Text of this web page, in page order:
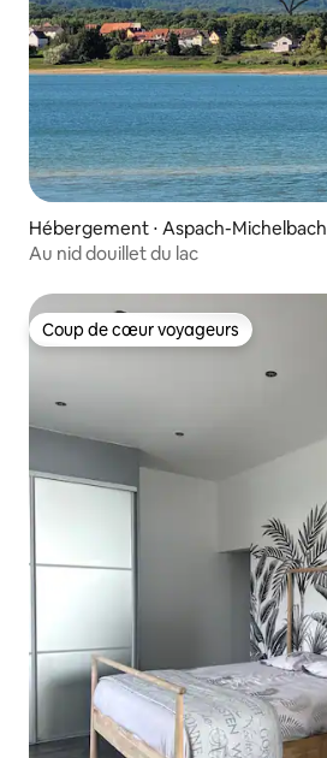
Hébergement ⋅ Aspach-Michelbach
Au nid douillet du lac
Coup de cœur voyageurs
Coup de cœur voyageurs